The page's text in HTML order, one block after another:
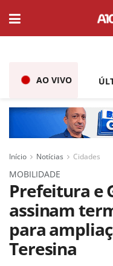
AO VIVO
Início Notícias Cidades
MOBILIDADE
Prefeitura e
assinam
para
Teresina